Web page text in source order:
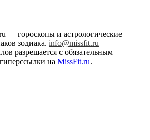
— гороскопы и астрологические
зодиака. info@missfit.ru
разрешается с обязательным
на MissFit.ru.